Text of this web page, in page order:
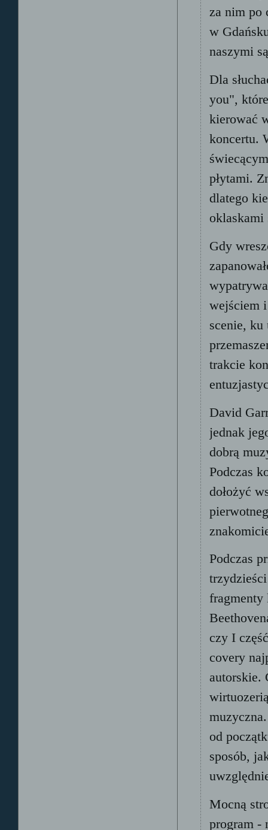
za nim po
w
naszymi
Dla
you",
kierować
koncertu.
płytami.
dlatego
oklaskami
Gdy
wejściem i
scenie, ku
trakcie
David
jednak
dobrą
Podczas
dołożyć
Podczas
czy I
covery
autorskie.
od
sposób,
Mocną
program -